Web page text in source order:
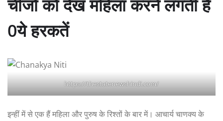
चीजों को देख महिला करने लगती है
0ये हरकतें
https://thestatenewshindi.com/
इन्हीं में से एक हैं महिला और पुरुष के रिश्तों के बार में। आचार्य चाणक्य के